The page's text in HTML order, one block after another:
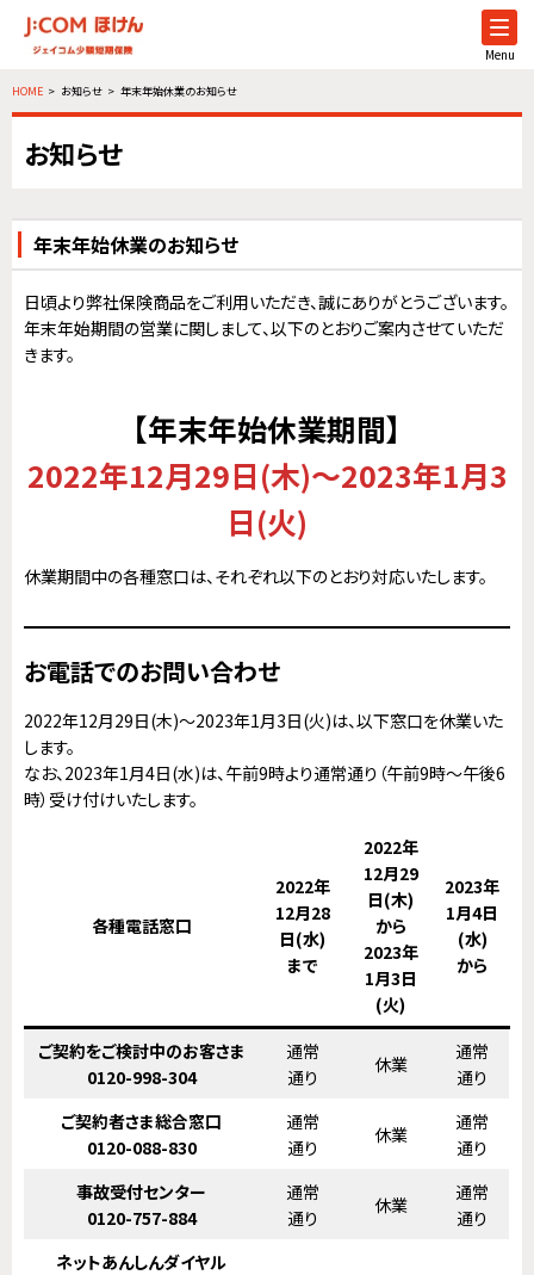
Menu
HOME お知らせ 年末年始休業のお知らせ
お知らせ
年末年始休業のお知らせ
日頃より弊社保険商品をご利用いただき、誠にありがとうございます。
年末年始期間の営業に関しまして、以下のとおりご案内させていただ
きます。
【年末年始休業期間】
2022年12月29日(木)～2023年1月3
日(火)
休業期間中の各種窓口は、それぞれ以下のとおり対応いたします。
お電話でのお問い合わせ
2022年12月29日(木)～2023年1月3日(火)は、以下窓口を休業いた
します。
なお、2023年1月4日(水)は、午前9時より通常通り（午前9時～午後6
時）受け付けいたします。
各種電話窓口
2022年
12月28
日(水)
まで
2022年
12月29
日(木)
から
2023年
1月3日
(火)
2023年
1月4日
(水)
から
ご契約をご検討中のお客さま
0120-998-304
通常
通り
休業
通常
通り
ご契約者さま総合窓口
0120-088-830
通常
通り
休業
通常
通り
事故受付センター
0120-757-884
通常
通り
休業
通常
通り
ネットあんしんダイヤル